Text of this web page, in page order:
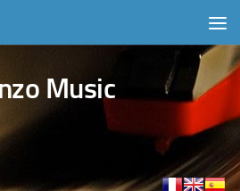
Music